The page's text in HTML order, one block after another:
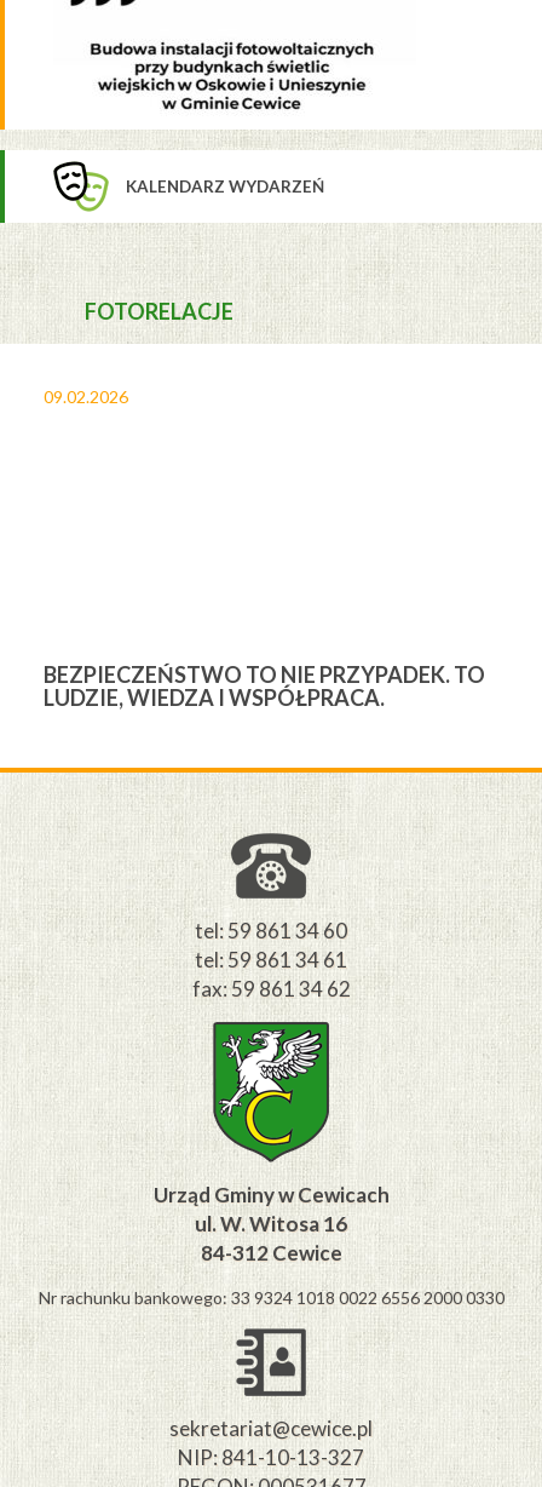
KALENDARZ WYDARZEŃ
FOTORELACJE
09.02.2026
BEZPIECZEŃSTWO TO NIE PRZYPADEK. TO
LUDZIE, WIEDZA I WSPÓŁPRACA.
tel: 59 861 34 60
tel: 59 861 34 61
fax: 59 861 34 62
Urząd Gminy w Cewicach
ul. W. Witosa 16
84-312 Cewice
Nr rachunku bankowego: 33 9324 1018 0022 6556 2000 0330
sekretariat@cewice.pl
NIP: 841-10-13-327